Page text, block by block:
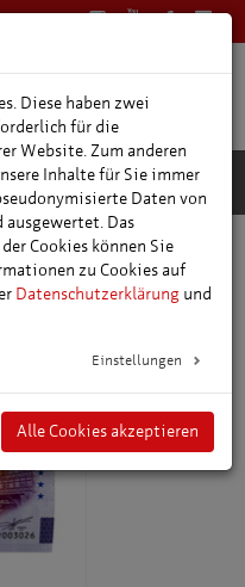
66400
Diese haben zwei
für die
Website. Zum anderen
Inhalte für Sie immer
Daten von
ausgewertet. Das
Cookies können Sie
zu Cookies auf
Datenschutzerklärung und
Einstellungen
Alle Cookies akzeptieren